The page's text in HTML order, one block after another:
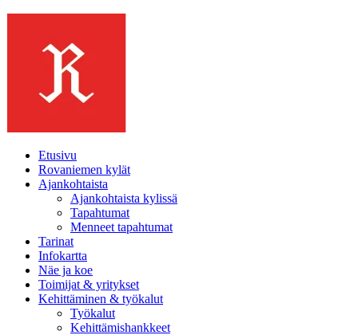
Etusivu
Rovaniemen kylät
Ajankohtaista
Ajankohtaista kylissä
Tapahtumat
Menneet tapahtumat
Tarinat
Infokartta
Näe ja koe
Toimijat & yritykset
Kehittäminen & työkalut
Työkalut
Kehittämishankkeet